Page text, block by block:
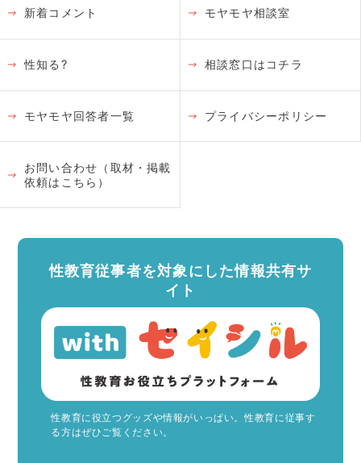
新着コメント モヤモヤ相談室
性知る? 相談窓口はコチラ
モヤモヤ回答者一覧 プライバシーポリシー
お問い合わせ（取材・掲載
依頼はこちら）
性教育従事者を対象にした情報共有サ
イト
性教育に役立つグッズや情報がいっぱい。性教育に従事す
る方はぜひご覧ください。